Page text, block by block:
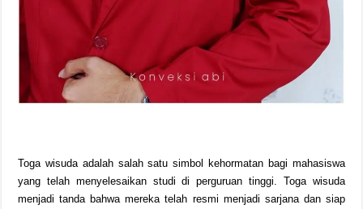
Toga wisuda adalah salah satu simbol kehormatan bagi mahasiswa
yang telah menyelesaikan studi di perguruan tinggi. Toga wisuda
menjadi tanda bahwa mereka telah resmi menjadi sarjana dan siap